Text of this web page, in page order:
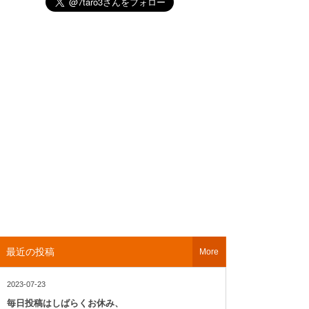
最近の投稿
2023-07-23
毎日投稿はしばらくお休み、
More